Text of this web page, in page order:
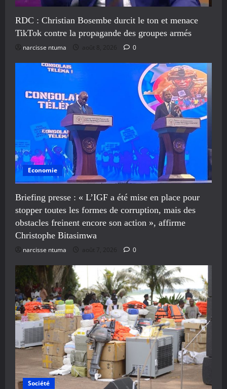
RDC : Christian Bosembe durcit le ton et menace
TikTok contre la propagande des groupes armés
narcisse ntuma août 8, 2026 0
Economie
Briefing presse : « L’IGF a été mise en place pour
stopper toutes les formes de corruption, mais des
obstacles freinent encore son action », affirme
Christophe Bitasimwa
narcisse ntuma août 7, 2026 0
Société